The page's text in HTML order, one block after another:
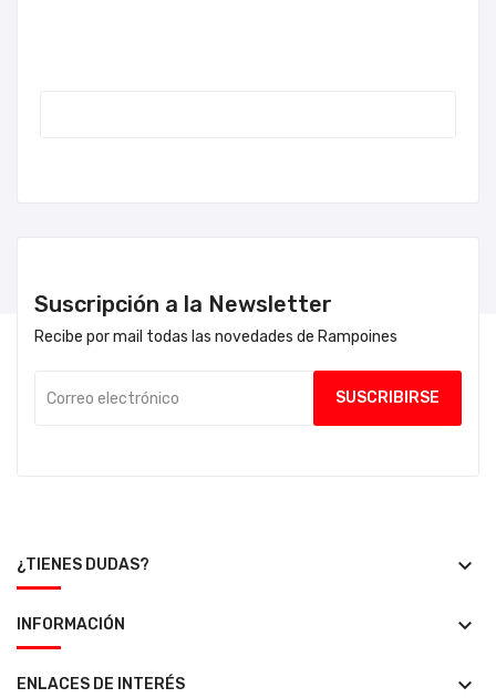
Suscripción a la Newsletter
Recibe por mail todas las novedades de Rampoines
¿TIENES DUDAS? keyboard_arrow_down
INFORMACIÓN keyboard_arrow_down
ENLACES DE INTERÉS keyboard_arrow_down